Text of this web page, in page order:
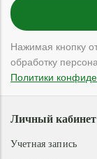
Нажимая кнопку
обработку
Политики
Личный кабинет
Учетная запись